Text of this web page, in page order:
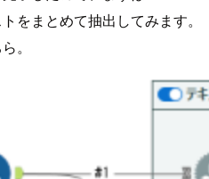
をまとめて抽出してみます。
。